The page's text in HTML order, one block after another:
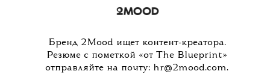
Бренд 2Mood ищет контент-креатора.
Резюме с пометкой «от The Blueprint»
отправляйте на почту: hr@2mood.com.